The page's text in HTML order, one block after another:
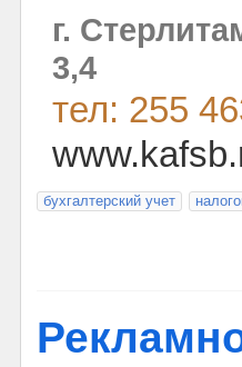
г.
3,4
тел: 255
бухгалтерский учет